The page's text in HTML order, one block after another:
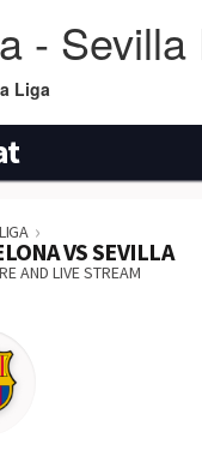
-
Liga